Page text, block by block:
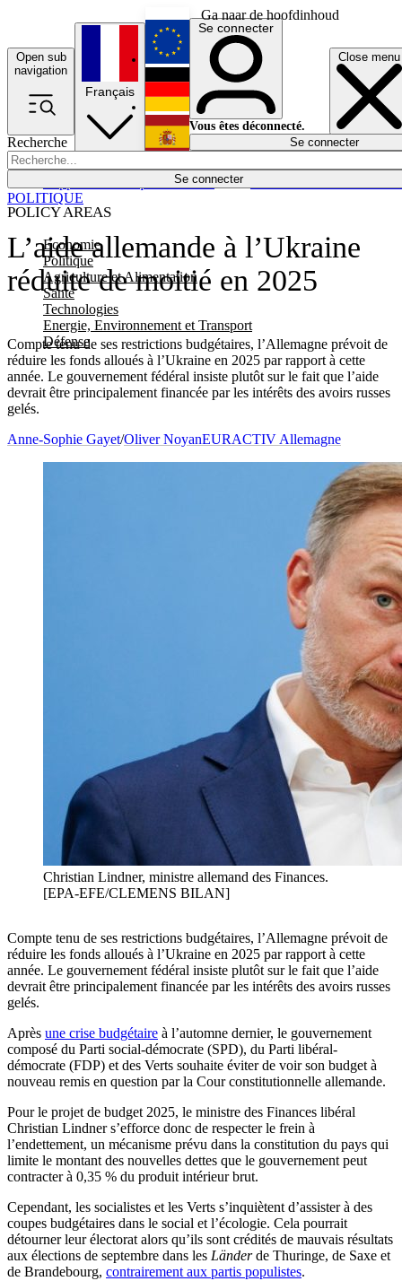
Ga naar de hoofdinhoud
Open sub
navigation
Close menu
Recherche
Se connecter
POLICY AREAS
Economie
Politique
Agriculture et Alimentation
Santé
Technologies
Energie, Environnement et Transport
Défense
Économie
Français
English
Deutsch
Español
Se connecter
Vous êtes déconnecté.
Se connecter
L’aide allemande à l’Ukraine
réduite de moitié en 2025
Compte tenu de ses restrictions budgétaires, l’Allemagne prévoit de
réduire les fonds alloués à l’Ukraine en 2025 par rapport à cette
année. Le gouvernement fédéral insiste plutôt sur le fait que l’aide
devrait être principalement financée par les intérêts des avoirs russes
gelés.
POLITIQUE
Anne-Sophie Gayet/Oliver NoyanEURACTIV Allemagne
Christian Lindner, ministre allemand des Finances.
[EPA-EFE/CLEMENS BILAN]
Compte tenu de ses restrictions budgétaires, l’Allemagne prévoit de
réduire les fonds alloués à l’Ukraine en 2025 par rapport à cette
année. Le gouvernement fédéral insiste plutôt sur le fait que l’aide
devrait être principalement financée par les intérêts des avoirs russes
gelés.
Après une crise budgétaire à l’automne dernier, le gouvernement
composé du Parti social-démocrate (SPD), du Parti libéral-
démocrate (FDP) et des Verts souhaite éviter de voir son budget à
nouveau remis en question par la Cour constitutionnelle allemande.
Pour le projet de budget 2025, le ministre des Finances libéral
Christian Lindner s’efforce donc de respecter le frein à
l’endettement, un mécanisme prévu dans la constitution du pays qui
limite le montant des nouvelles dettes que le gouvernement peut
contracter à 0,35 % du produit intérieur brut.
Cependant, les socialistes et les Verts s’inquiètent d’assister à des
coupes budgétaires dans le social et l’écologie. Cela pourrait
détourner leur électorat alors qu’ils sont crédités de mauvais résultats
aux élections de septembre dans les Länderde Thuringe, de Saxe et
de Brandebourg, contrairement aux partis populistes.